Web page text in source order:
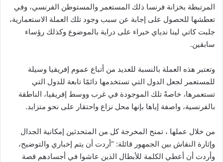
المرتبطة بخزانة فرنسا ذلك المستعمر والمستوطن الفرنسي، وفي
تعطشها للحصول على إجابة عن سبب وجود تلك العملة الاستعمارية،
جلبت كاتي لينا ندياي خبراء على دراية بالموضوع وكذلك رؤساء
سابقين.
وتعتبر هذه العملة بالنسبة للعديد من أتباع عموم إفريقيا وسيلة
للمستعمر لجعل الدول التي تستخدمها دائمًا تابعة للدول التي
تستعمرها، خاصةً تلك الموجودة في غرب ووسط إفريقيا، الناطقة
بالفرنسية، واصفة إياها بإنها محل نزاع واحتقار على نحو متزايد.
من خلال عملها ، تمنح المخرجة كل من المتحدثين إمكانية الجدال
وإثارة النقاش بين الجمهور قائلة: “أردت أن يتم إخباري والتوضيح،
وأردت أن أعطي الكلمة للأبطال الذين عاشوا في أجسادهم قصة